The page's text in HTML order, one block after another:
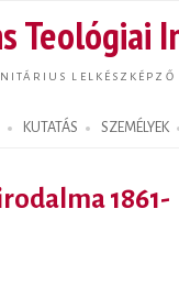
Teológiai
LELKÉSZKÉPZŐ
KUTATÁS SZEMÉLYEK
1861-